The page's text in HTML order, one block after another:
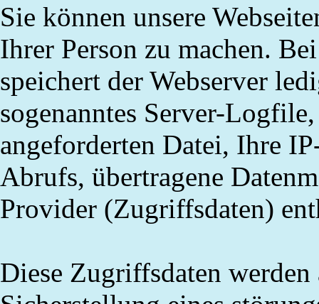
Sie können unsere
Ihrer Person zu machen.
speichert der Webserver
sogenanntes Server-
angeforderten Datei, Ihre
Abrufs, übertragene
Provider (Zugriffsdaten)
Diese Zugriffsdaten